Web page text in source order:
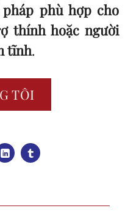
phù hợp cho
thính hoặc người
tĩnh.
TÔI